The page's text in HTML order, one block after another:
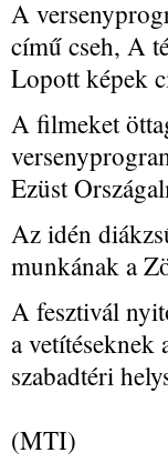
A
című cseh, A
Lopott képek
A filmeket
Ezüst
Az idén
munkának a
A fesztivál
a
szabadtéri
(MTI)